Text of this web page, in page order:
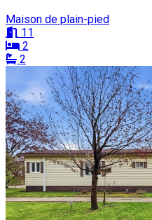
Maison de plain-pied
11
2
2